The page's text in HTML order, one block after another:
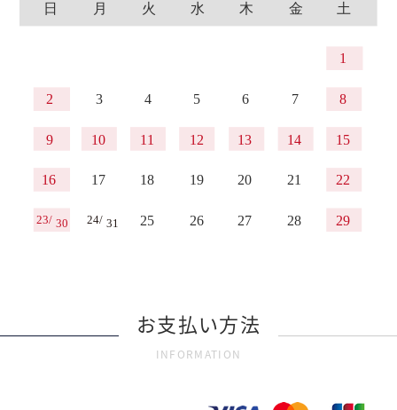
お支払い方法
INFORMATION